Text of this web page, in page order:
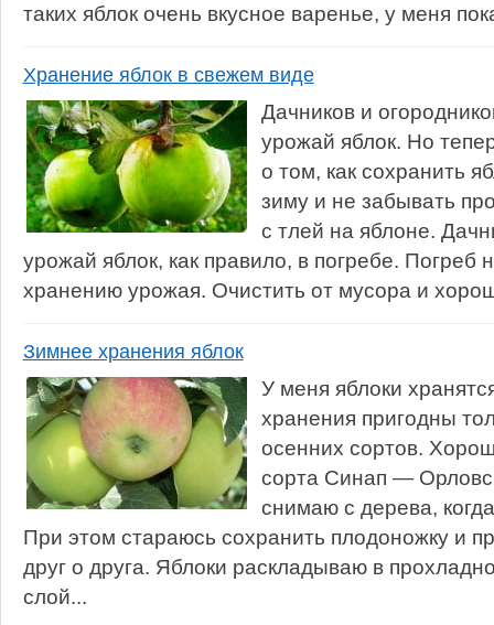
таких яблок очень вкусное варенье, у меня
Хранение яблок в свежем виде
Дачников и
урожай яблок. Но
о том, как сохранить
зиму и не забывать
с тлей на яблоне.
урожай яблок, как правило, в погребе. Погреб
хранению урожая. Очистить от мусора и
Зимнее хранения яблок
У меня яблоки
хранения пригодны
осенних сортов.
сорта Синап —
снимаю с дерева,
При этом стараюсь сохранить плодоножку и
друг о друга. Яблоки раскладываю в
слой...